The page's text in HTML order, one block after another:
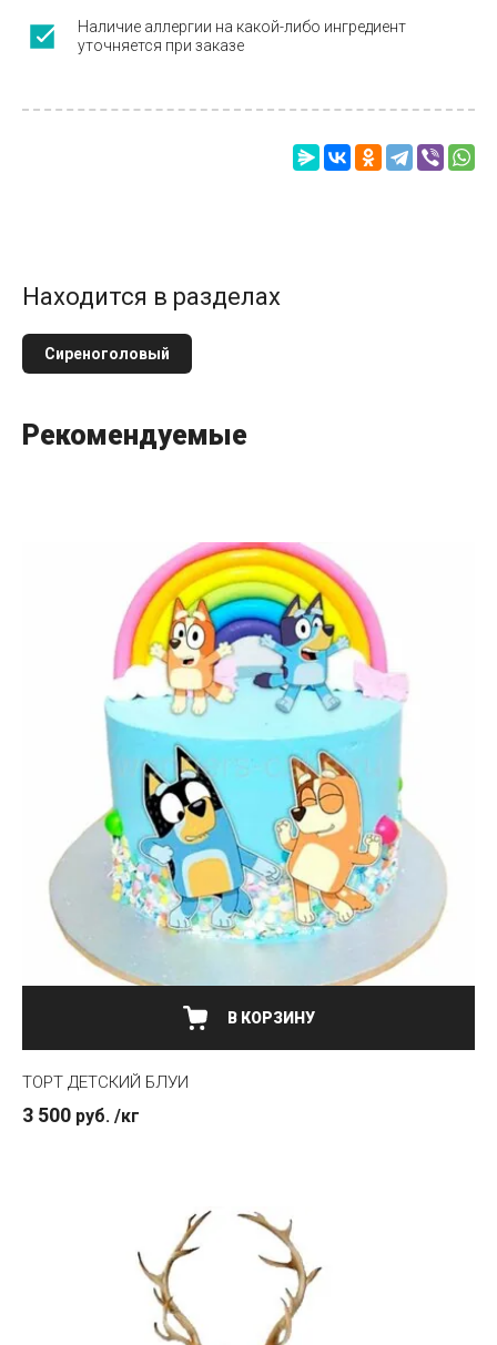
Наличие аллергии на какой-либо ингредиент
уточняется при заказе
Находится в разделах
Сиреноголовый
Рекомендуемые
ТОРТ ДЕТСКИЙ БЛУИ
3 500 руб. /кг